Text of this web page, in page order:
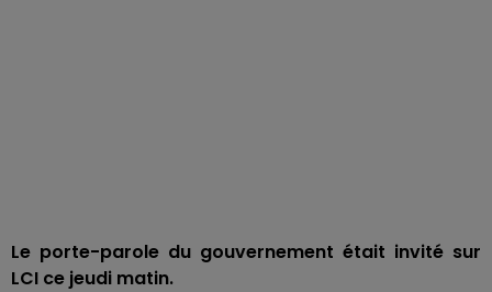
Le porte-parole du gouvernement était invité sur
LCI ce jeudi matin.